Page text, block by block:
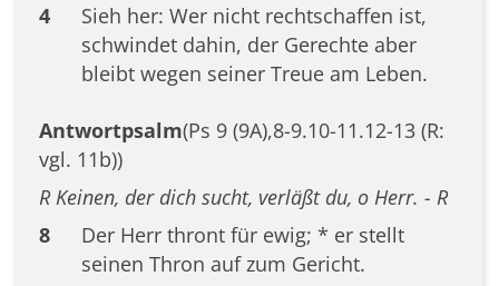
4
Sieh her: Wer nicht rechtschaffen ist,
schwindet dahin, der Gerechte aber
bleibt wegen seiner Treue am Leben.
Antwortpsalm(Ps 9 (9A),8-9.10-11.12-13 (R:
vgl. 11b))
R Keinen, der dich sucht, verläßt du, o Herr. - R
8
Der Herr thront für ewig; * er stellt
seinen Thron auf zum Gericht.